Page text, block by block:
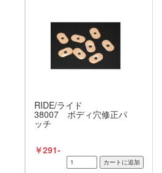
RIDE/ライド
38007 ボディ穴修正パ
ッチ
￥291-